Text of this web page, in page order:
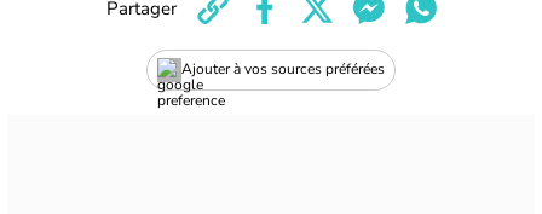
Ajouter à vos sources préférées
Partager